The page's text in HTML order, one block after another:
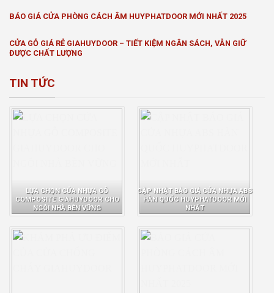
BÁO GIÁ CỬA PHÒNG CÁCH ÂM HUYPHATDOOR MỚI NHẤT 2025
CỬA GỖ GIÁ RẺ GIAHUYDOOR – TIẾT KIỆM NGÂN SÁCH, VẪN GIỮ
ĐƯỢC CHẤT LƯỢNG
TIN TỨC
LỰA CHỌN CỬA NHỰA GỖ
COMPOSITE GIAHUYDOOR CHO
NGÔI NHÀ BỀN VỮNG
CẬP NHẬT BÁO GIÁ CỬA NHỰA ABS
HÀN QUỐC HUYPHATDOOR MỚI
NHẤT